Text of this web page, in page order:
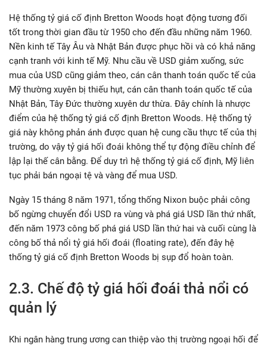
Hệ thống tỷ giá cố định Bretton Woods hoạt động tương đối
tốt trong thời gian đầu từ 1950 cho đến đầu những năm 1960.
Nền kinh tế Tây Âu và Nhật Bản được phục hồi và có khả năng
cạnh tranh với kinh tế Mỹ. Nhu cầu về USD giảm xuống, sức
mua của USD cũng giảm theo, cán cân thanh toán quốc tế của
Mỹ thường xuyên bị thiếu hụt, cán cân thanh toán quốc tế của
Nhật Bản, Tây Đức thường xuyên dư thừa. Đây chính là nhược
điểm của hệ thống tỷ giá cố định Bretton Woods. Hệ thống tỷ
giá này không phản ánh được quan hệ cung cầu thực tế của thị
trường, do vậy tỷ giá hối đoái không thể tự động điều chỉnh để
lập lại thế cân bằng. Để duy trì hệ thống tỷ giá cố định, Mỹ liên
tục phải bán ngoại tệ và vàng để mua USD.
Ngày 15 tháng 8 năm 1971, tổng thống Nixon buộc phải công
bố ngừng chuyển đổi USD ra vùng và phá giá USD lần thứ nhất,
đến năm 1973 công bố phá giá USD lần thứ hai và cuối cùng là
công bố thả nổi tỷ giá hối đoái (floating rate), đến đây hệ
thống tỷ giá cố định Bretton Woods bị sụp đổ hoàn toàn.
2.3. Chế độ tỷ giá hối đoái thả nổi có
quản lý
Khi ngân hàng trung ương can thiệp vào thị trường ngoại hối để